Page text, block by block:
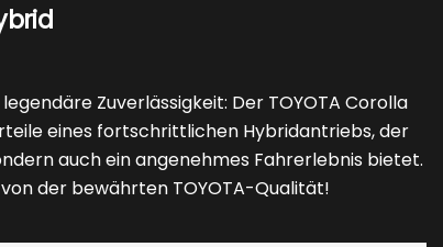
Zuverlässigkeit: Der TOYOTA Corolla
eines fortschrittlichen Hybridantriebs, der
auch ein angenehmes Fahrerlebnis bietet.
der bewährten TOYOTA-Qualität!